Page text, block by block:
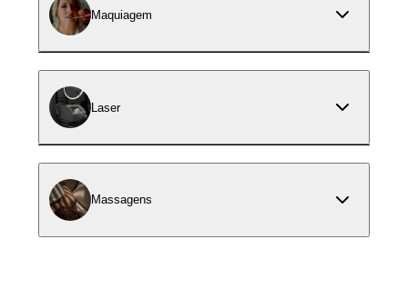
Maquiagem
Laser
Massagens